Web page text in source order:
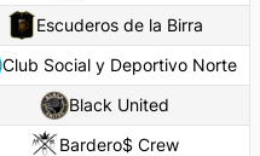
Escuderos de la Birra
Club Social y Deportivo Norte
Black United
Bardero$ Crew